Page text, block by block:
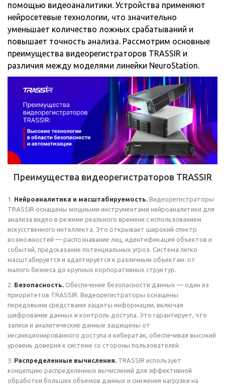
помощью видеоаналитики. Устройства применяют
нейросетевые технологии, что значительно
уменьшает количество ложных срабатываний и
повышает точность анализа. Рассмотрим основные
преимущества видеорегистраторов TRASSIR и
различия между моделями линейки NeuroStation.
Преимущества видеорегистраторов TRASSIR
1. Нейроаналитика и масштабируемость. Видеорегистраторы
TRASSIR оснащены мощными инструментами нейроаналитики для
анализа видео в режиме реального времени с использованием
искусственного интеллекта. Это открывает широкий спектр
возможностей — распознавание лиц, идентификация объектов и
событий, предсказание потенциальных угроз. Система легко
масштабируется и адаптируется к различным объектам: от
малого бизнеса до крупных корпоративных структур.
2. Безопасность. Обеспечение безопасности данных — один из
приоритетов TRASSIR. Видеорегистраторы оснащены
передовыми средствами защиты информации, включая
шифрование данных и контроль доступа. Это гарантирует, что
записи и аналитические данные защищены от
несанкционированного доступа и кибератак, обеспечивая высокий
уровень доверия к системе со стороны пользователей.
3. Распределенные вычисления. TRASSIR использует
концепцию распределенных вычислений для эффективной
обработки больших объемов данных и снижения нагрузки на